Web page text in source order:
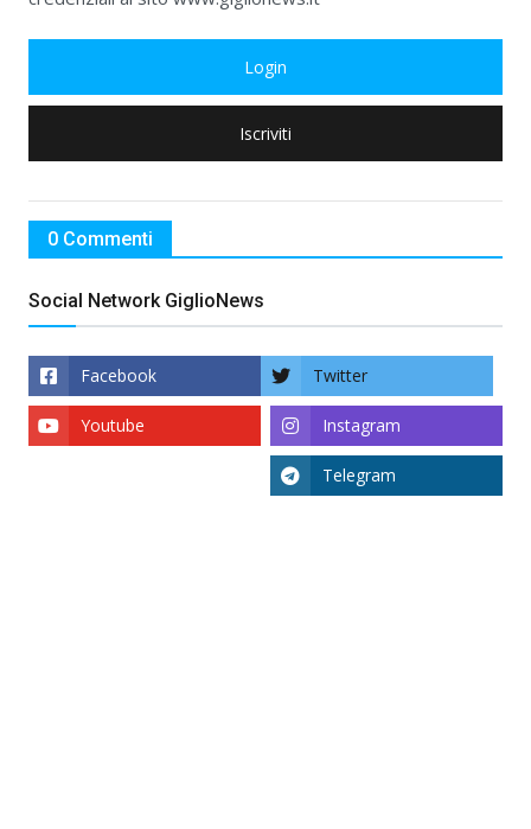
Login
Iscriviti
0 Commenti
Social Network GiglioNews
Facebook Twitter
Instagram
Youtube
Telegram